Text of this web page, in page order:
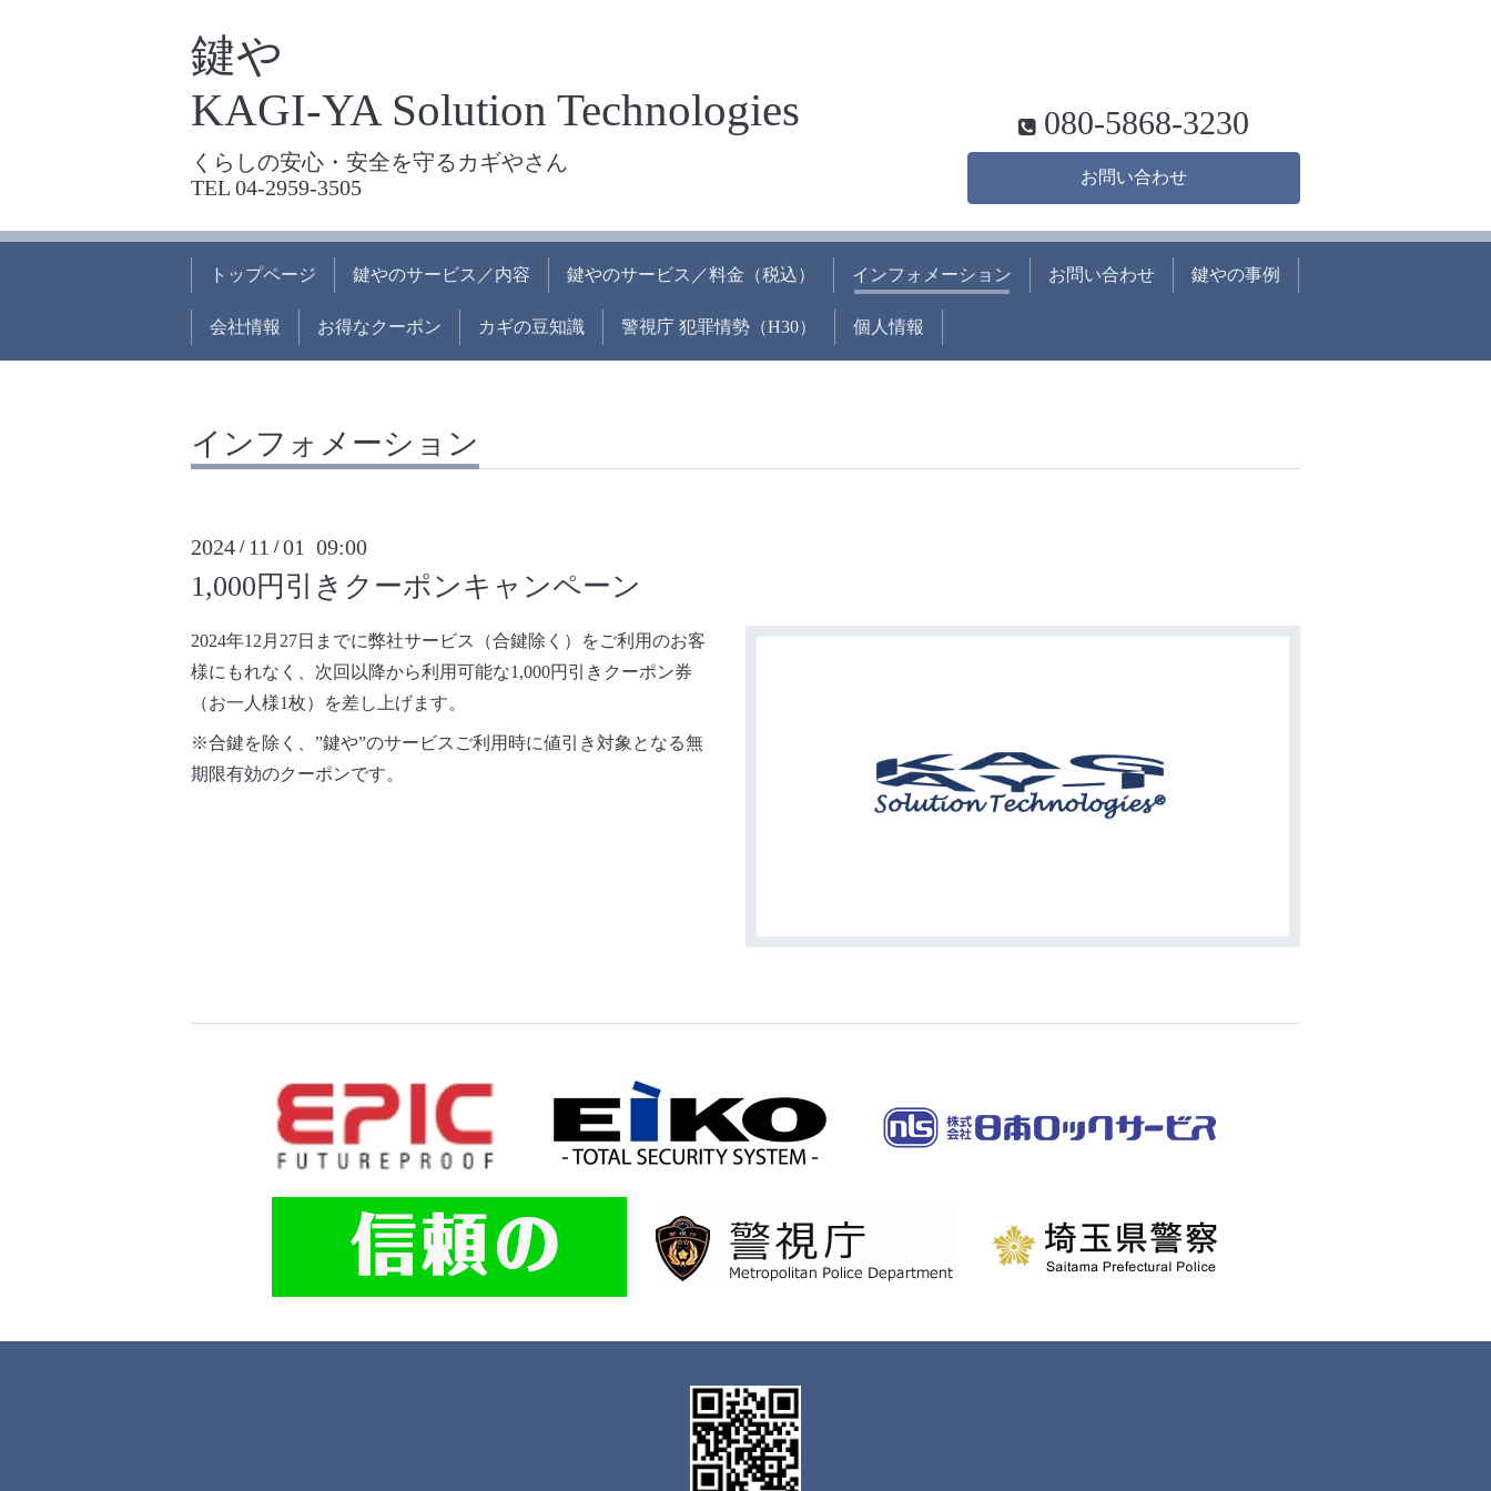
鍵や
KAGI-YA Solution Technologies
くらしの安心・安全を守るカギやさん
TEL 04-2959-3505
080-5868-3230
お問い合わせ
トップページ 鍵やのサービス／内容 鍵やのサービス／料金（税込） インフォメーション お問い合わせ 鍵やの事例
会社情報 お得なクーポン カギの豆知識 警視庁 犯罪情勢（H30） 個人情報
インフォメーション
2024 / 11 /01 09:00
1,000円引きクーポンキャンペーン
2024年12月27日までに弊社サービス（合鍵除く）をご利用のお客
様にもれなく、次回以降から利用可能な1,000円引きクーポン券
（お一人様1枚）を差し上げます。
※合鍵を除く、”鍵や”のサービスご利用時に値引き対象となる無
期限有効のクーポンです。